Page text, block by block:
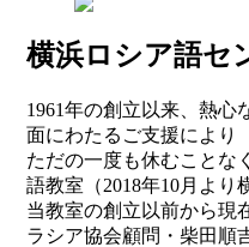
横浜ロシア語セ
1961年の創立以来、熱心
面にわたるご支援により
ただの一度も休むことな
語教室（2018年10月より
当教室の創立以前から現
ラシア協会顧問・柴田順